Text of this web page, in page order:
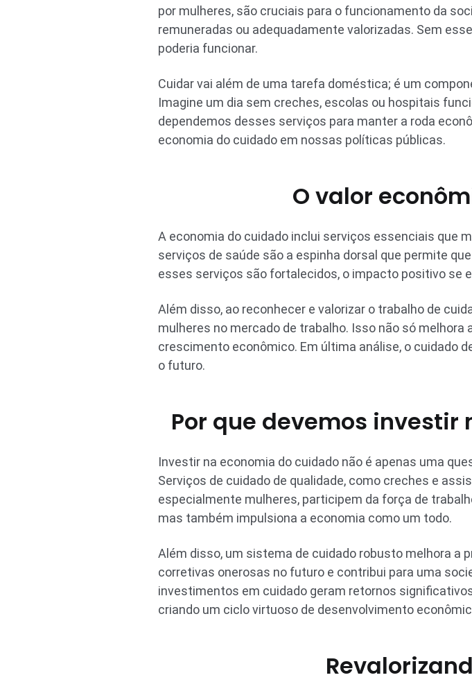
por mulheres, são cruciais para o funcionamento da
remuneradas ou adequadamente valorizadas. Sem
poderia funcionar.
Cuidar vai além de uma tarefa doméstica; é um
Imagine um dia sem creches, escolas ou hospitais
dependemos desses serviços para manter a roda
economia do cuidado em nossas políticas públicas.
O valor
A economia do cuidado inclui serviços essenciais que
serviços de saúde são a espinha dorsal que permite
esses serviços são fortalecidos, o impacto positivo se
Além disso, ao reconhecer e valorizar o trabalho de
mulheres no mercado de trabalho. Isso não só
crescimento econômico. Em última análise, o cuidado
o futuro.
Por que devemos
Investir na economia do cuidado não é apenas uma
Serviços de cuidado de qualidade, como creches e
especialmente mulheres, participem da força de
mas também impulsiona a economia como um todo.
Além disso, um sistema de cuidado robusto melhora a
corretivas onerosas no futuro e contribui para uma
investimentos em cuidado geram retornos
criando um ciclo virtuoso de desenvolvimento